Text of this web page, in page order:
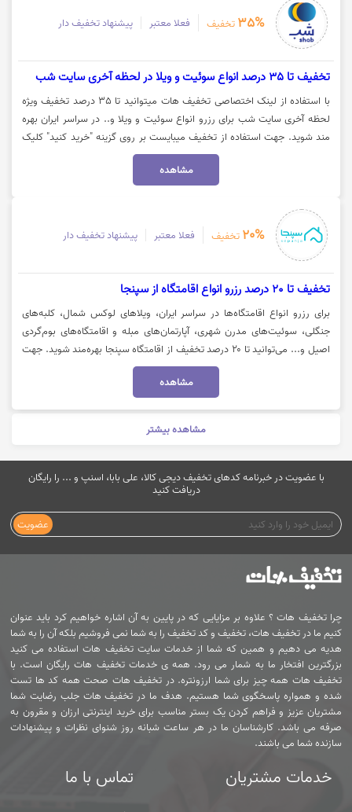
35% تخفیف فعلا معتبر پیشنهاد تخفیف دار
تخفیف تا 35 درصد انواع سوئیت و ویلا در لحظه آخری سایت شب
با استفاده از لینک اختصاصی تخفیف هات میتوانید تا 35 درصد تخفیف ویژه
لحظه آخری سایت شب برای رزرو انواع سوئیت و ویلا و.. در سراسر ایران بهره
مند شوید. جهت استفاده از تخفیف میبایست بر روی گزینه "خرید کنید" کلیک
مشاهده
20% تخفیف فعلا معتبر پیشنهاد تخفیف دار
تخفیف تا 20 درصد رزرو انواع اقامتگاه از سپنجا
برای رزرو انواع اقامتگاه‌ها در سراسر ایران، ویلاهای لوکس شمال، کلبه‌های
جنگلی، سوئیت‌های مدرن شهری، آپارتمان‌های مبله و اقامتگاه‌های بوم‌گردی
اصیل و... می‌توانید تا ۲۰ درصد تخفیف از اقامتگاه سپنجا بهره‌مند شوید. جهت
رزرو اقامتگاه با تخفیف سپنجا، روی گزینه «خرید کنید» کلیک نمایید.
مشاهده
مشاهده بیشتر
با عضویت در خبرنامه کدهای تخفیف دیجی کالا، علی بابا، اسنپ و ... را رایگان
دریافت کنید
عضویت
چرا تخفیف هات ؟ علاوه بر مزایایی که در پایین به آن اشاره خواهیم کرد باید عنوان
کنیم ما در تخفیف هات، تخفیف و کد تخفیف را به شما نمی فروشیم بلکه آن را به شما
هدیه می دهیم و همین که شما از خدمات سایت تخفیف هات استفاده می کنید
بزرگترین افتخار ما به شمار می رود. همه ی خدمات تخفیف هات رایگان است. با
تخفیف هات همه چیز برای شما ارزونتره. در تخفیف هات صحت همه کد ها تست
شده و همواره پاسخگوی شما هستیم. هدف ما در تخفیف هات جلب رضایت شما
مشتریان عزیز و فراهم کردن یک بستر مناسب برای خرید اینترنتی ارزان و مقرون به
صرفه می باشد. کارشناسان ما در هر ساعت شبانه روز شنوای نظرات و پیشنهادات
سازنده شما می باشند.
خدمات مشتریان تماس با ما